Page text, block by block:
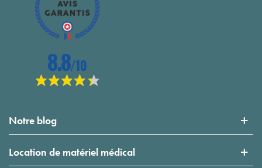
Notre blog
Location de matériel médical